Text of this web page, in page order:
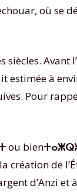
où se
Avant
estimée à
Pour
ou bien
de
d’Anzi et